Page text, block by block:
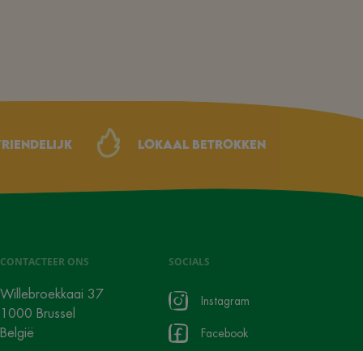
Lokaal betrokken
CONTACTEER ONS
Willebroekkaai 37
1000 Brussel
België
SOCIALS
Instagram
Facebook